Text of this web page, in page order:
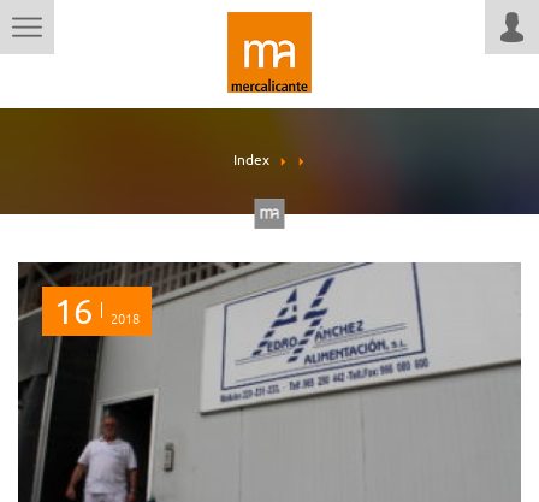
Index
16 2018